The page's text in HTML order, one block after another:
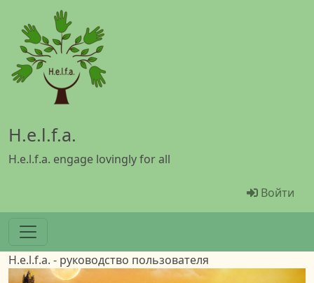
Перейти к основному содержанию
H.e.l.f.a.
H.e.l.f.a. engage lovingly for all
Menü
Войти
H.e.l.f.a. - руководство пользователя